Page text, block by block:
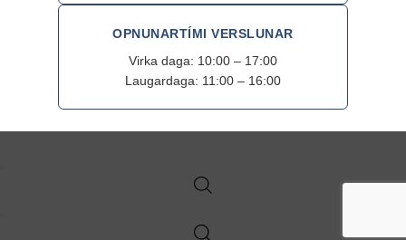
OPNUNARTÍMI VERSLUNAR
Virka daga: 10:00 – 17:00
Laugardaga: 11:00 – 16:00